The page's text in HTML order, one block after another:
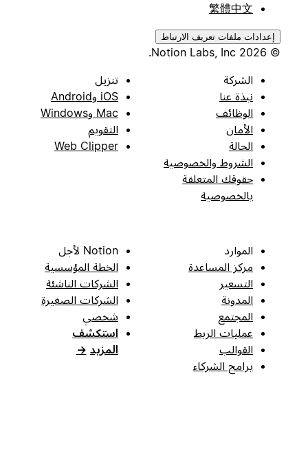
繁體中文
إعدادات ملفات تعريف الارتباط
الشركة
نبذة عنا
الوظائف
الأمان
الحالة
الشروط والخصوصية
حقوقك المتعلقة
بالخصوصية
تنزيل
iOS وAndroid
Mac وWindows
التقويم
Web Clipper
الموارد
مركز المساعدة
التسعير
المدونة
المجتمع
عمليات الربط
القوالب
برامج الشركاء
Notion لأجل
الخطة المؤسسية
الشركات الناشئة
الشركات الصغيرة
شخصي
استكشف
المزيد →